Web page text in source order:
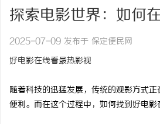
探索电影世界：如何
2025-07-09 发布于 保定便民网
好电影在线看最热影视
随着科技的迅猛发展，传统的观影方式
便利。而在这个过程中，如何找到好电